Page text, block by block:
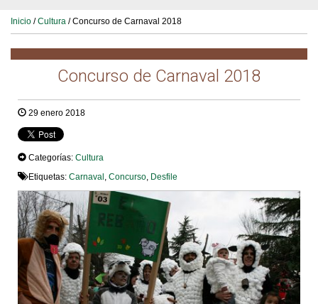
Inicio /Cultura / Concurso de Carnaval 2018
Concurso de Carnaval 2018
29 enero 2018
Categorías: Cultura
Etiquetas: Carnaval Concurso Desfile